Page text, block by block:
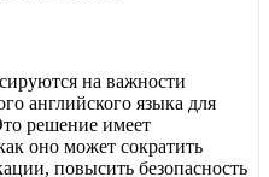
на важности
английского языка для
решение имеет
оно может сократить
повысить безопасность